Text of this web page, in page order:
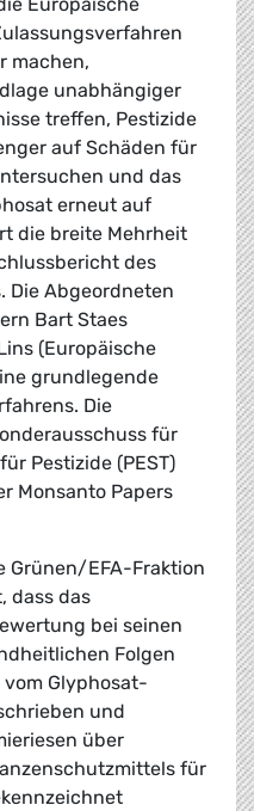
machen,
unabhängiger
treffen, Pestizide
auf Schäden für
und das
erneut auf
die breite Mehrheit
des
Die Abgeordneten
Bart Staes
(Europäische
grundlegende
Die
für
Pestizide (PEST)
Monsanto Papers
Grünen/EFA-Fraktion
dass das
bei seinen
Folgen
Glyphosat-
und
über
für